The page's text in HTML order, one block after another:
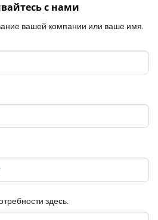
с нами
вашей компании или ваше имя.
здесь.